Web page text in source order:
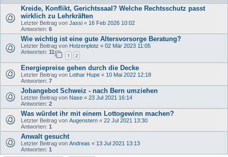
Kreide, Konflikt, Gerichtssaal? Welche Rechtsschutz passt
wirklich zu Lehrkräften
Letzter Beitrag von Jassi « 16 Feb 2026 10:02
Antworten: 6
Wie wichtig ist eine gute Altersvorsorge Beratung?
Letzter Beitrag von Hotzenplotz « 02 Mär 2023 11:05
Antworten: 11
1 2
Energiepreise gehen durch die Decke
Letzter Beitrag von Lothar Hupe « 10 Mai 2022 12:18
Antworten: 7
Jobangebot Schweiz - nach Bern umziehen
Letzter Beitrag von Nase « 23 Jul 2021 16:14
Antworten: 2
Was würdet ihr mit einem Lottogewinn machen?
Letzter Beitrag von Augenstern « 22 Jul 2021 13:30
Antworten: 1
Anwalt gesucht
Letzter Beitrag von Andreas « 13 Jul 2021 13:13
Antworten: 1